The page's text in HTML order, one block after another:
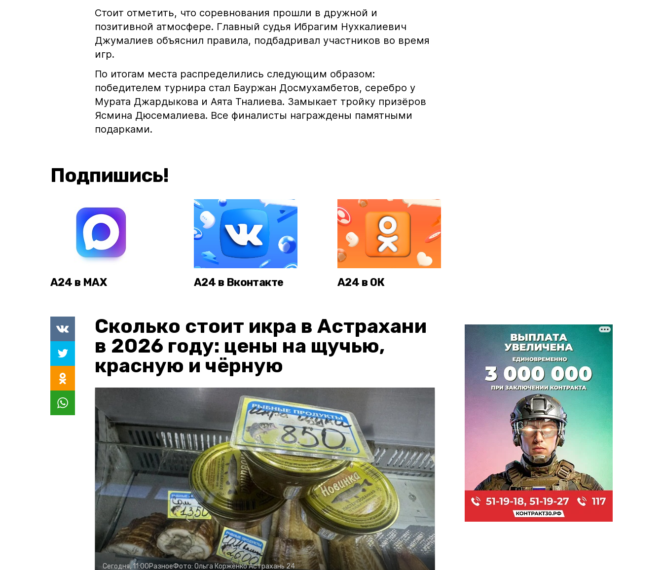
Стоит отметить, что соревнования прошли в дружной и
позитивной атмосфере. Главный судья Ибрагим Нухкалиевич
Джумалиев объяснил правила, подбадривал участников во время
игр.
По итогам места распределились следующим образом:
победителем турнира стал Бауржан Досмухамбетов, серебро у
Мурата Джардыкова и Аята Тналиева. Замыкает тройку призёров
Ясмина Дюсемалиева. Все финалисты награждены памятными
подарками.
Подпишись!
А24 в MAX А24 в Вконтакте А24 в ОК
Сколько стоит икра в Астрахани
в 2026 году: цены на щучью,
красную и чёрную
Сегодня, 11:00РазноеФото: Ольга КорженкоАстрахань 24